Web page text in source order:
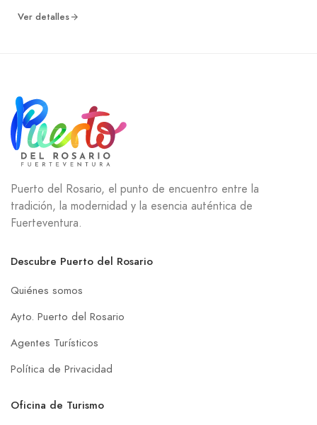
Ver detalles
Puerto del Rosario, el punto de encuentro entre la
tradición, la modernidad y la esencia auténtica de
Fuerteventura.
Descubre Puerto del Rosario
Quiénes somos
Ayto. Puerto del Rosario
Agentes Turísticos
Política de Privacidad
Oficina de Turismo